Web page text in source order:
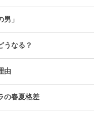
」
うなる？
由
の春夏格差